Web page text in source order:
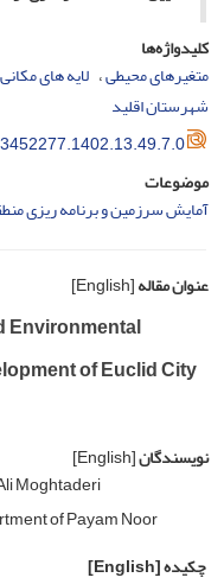
کلیدواژه‌ها
متغیرهای محیطی لایه های مکانی
شهرستان اقلید
موضوعات
آمایش سرزمین و برنامه ریزی
عنوان مقاله[English]
Environmental
of Euclid City
نویسندگان[English]
Moghtaderi
of Payam Noor
چکیده[English]